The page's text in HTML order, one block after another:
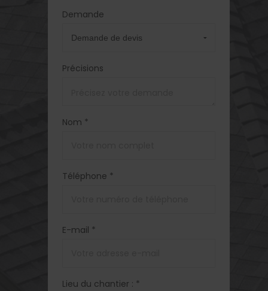
Demande
Précisions
Nom *
Téléphone *
E-mail *
Lieu du chantier : *